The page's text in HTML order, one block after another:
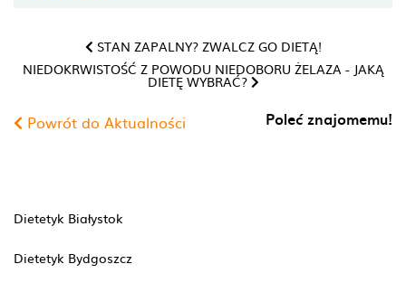
STAN ZAPALNY? ZWALCZ GO DIETĄ!
NIEDOKRWISTOŚĆ Z POWODU NIEDOBORU ŻELAZA - JAKĄ
DIETĘ WYBRAĆ?
Powrót do Aktualności Poleć znajomemu!
Dietetyk Białystok
Dietetyk Bydgoszcz